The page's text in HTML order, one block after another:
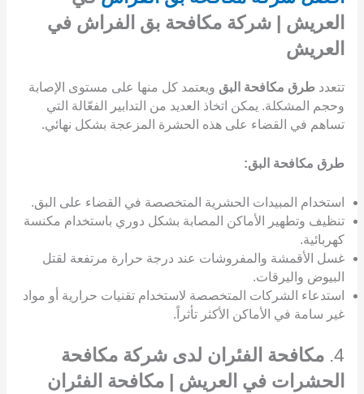
العريش | شركة مكافحة بق الفراش في
العريش
تتعدد طرق مكافحة البق ويعتمد كل منها على مستوى الإصابة
وحجم المشكلة. يمكن اتخاذ العديد من التدابير الفعّالة التي
تساهم في القضاء على هذه الحشرة المزعجة بشكل نهائي.
طرق مكافحة البق:
استخدام المبيدات الحشرية المتخصصة في القضاء على البق.
تنظيف وتطهير الأماكن المصابة بشكل دوري باستخدام مكنسة
كهربائية.
غسل الأقمشة والمفروشات عند درجة حرارة مرتفعة لقتل
البيوض واليرقات.
استدعاء الشركات المتخصصة لاستخدام تقنيات حرارية أو مواد
غير سامة في الأماكن الأكثر تأثراً.
4. مكافحة الفئران لدى شركة مكافحة
الحشرات في العريش | مكافحة الفئران